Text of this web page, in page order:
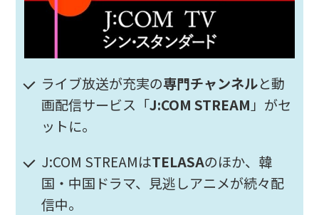
ライブ放送が充実の専門チャンネルと動
画配信サービス「J:COM STREAM 」がセ
ットに。
J:COM STREAMはTELASAのほか、韓
国・中国ドラマ、見逃しアニメが続々配
信中。